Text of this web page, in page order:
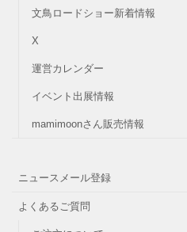
文鳥ロードショー新着情報
X
運営カレンダー
イベント出展情報
mamimoonさん販売情報
ニュースメール登録
よくあるご質問